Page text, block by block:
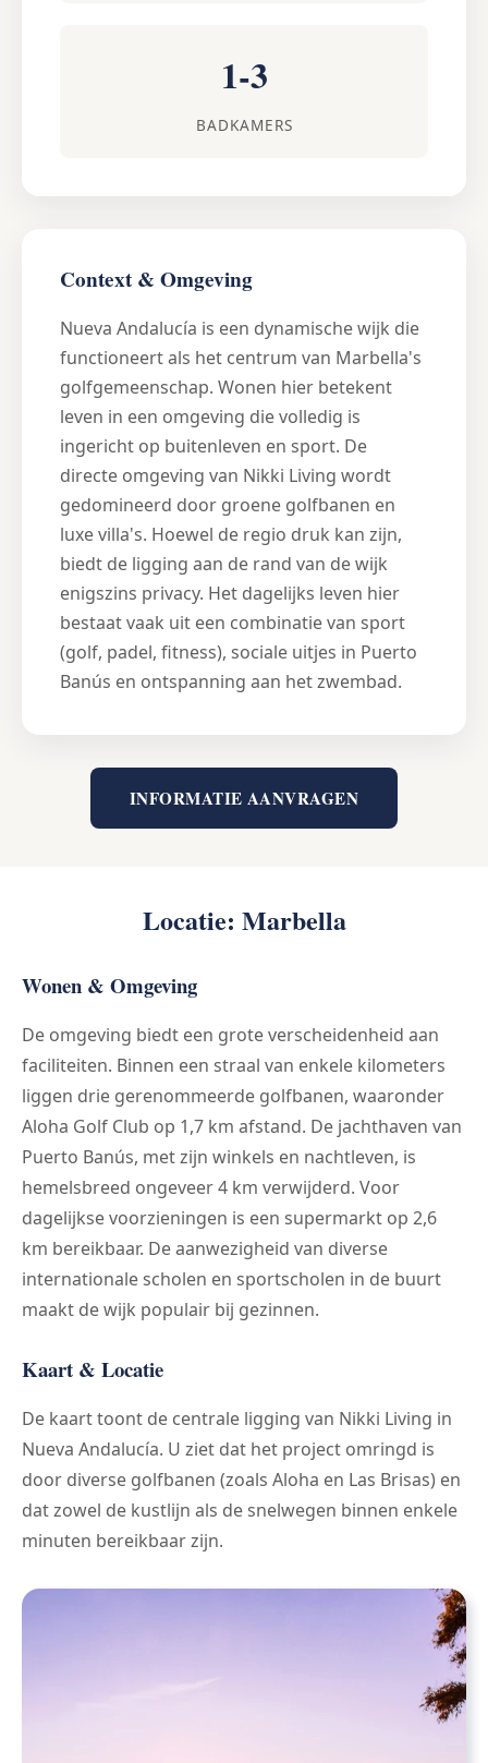
1-3
BADKAMERS
Context & Omgeving
Nueva Andalucía is een dynamische wijk die
functioneert als het centrum van Marbella's
golfgemeenschap. Wonen hier betekent
leven in een omgeving die volledig is
ingericht op buitenleven en sport. De
directe omgeving van Nikki Living wordt
gedomineerd door groene golfbanen en
luxe villa's. Hoewel de regio druk kan zijn,
biedt de ligging aan de rand van de wijk
enigszins privacy. Het dagelijks leven hier
bestaat vaak uit een combinatie van sport
(golf, padel, fitness), sociale uitjes in Puerto
Banús en ontspanning aan het zwembad.
INFORMATIE AANVRAGEN
Locatie: Marbella
Wonen & Omgeving
De omgeving biedt een grote verscheidenheid aan
faciliteiten. Binnen een straal van enkele kilometers
liggen drie gerenommeerde golfbanen, waaronder
Aloha Golf Club op 1,7 km afstand. De jachthaven van
Puerto Banús, met zijn winkels en nachtleven, is
hemelsbreed ongeveer 4 km verwijderd. Voor
dagelijkse voorzieningen is een supermarkt op 2,6
km bereikbaar. De aanwezigheid van diverse
internationale scholen en sportscholen in de buurt
maakt de wijk populair bij gezinnen.
Kaart & Locatie
De kaart toont de centrale ligging van Nikki Living in
Nueva Andalucía. U ziet dat het project omringd is
door diverse golfbanen (zoals Aloha en Las Brisas) en
dat zowel de kustlijn als de snelwegen binnen enkele
minuten bereikbaar zijn.